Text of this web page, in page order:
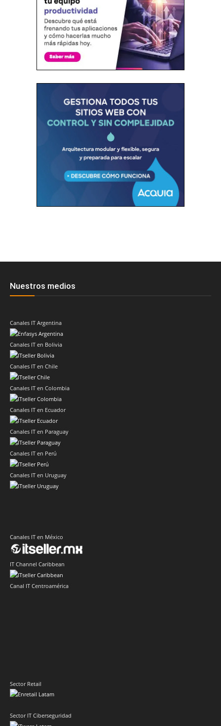
Nuestros medios
Canales IT Argentina
Canales IT en Bolivia
Canales IT en Chile
Canales IT en Colombia
Canales IT en Ecuador
Canales IT en Paraguay
Canales IT en Perú
Canales IT en Uruguay
Canales IT en México
IT Channel Caribbean
Canal IT Centroamérica
Sector Retail
Sector IT Ciberseguridad